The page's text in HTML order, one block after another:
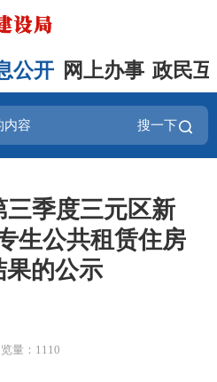
公开 网上办事 政民
搜一下
三季度三元区新
生公共租赁住房
果的公示
量：1110